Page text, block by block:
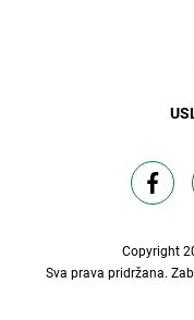
Copyright
Sva prava pridržana.